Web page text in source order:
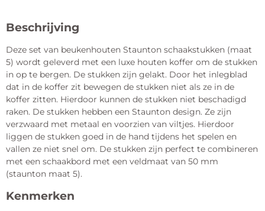
Beschrijving
Deze set van beukenhouten Staunton schaakstukken (maat
5) wordt geleverd met een luxe houten koffer om de stukken
in op te bergen. De stukken zijn gelakt. Door het inlegblad
dat in de koffer zit bewegen de stukken niet als ze in de
koffer zitten. Hierdoor kunnen de stukken niet beschadigd
raken. De stukken hebben een Staunton design. Ze zijn
verzwaard met metaal en voorzien van viltjes. Hierdoor
liggen de stukken goed in de hand tijdens het spelen en
vallen ze niet snel om. De stukken zijn perfect te combineren
met een schaakbord met een veldmaat van 50 mm
(staunton maat 5).
Kenmerken